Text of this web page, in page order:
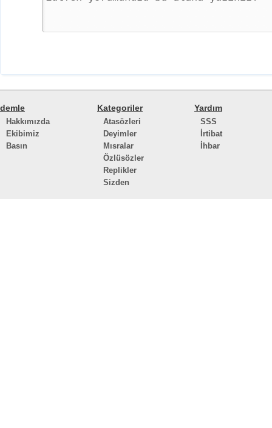
demle
Hakkımızda
Ekibimiz
Basın
Kategoriler
Atasözleri
Deyimler
Mısralar
Özlüsözler
Replikler
Sizden
Yardım
SSS
İrtibat
İhbar